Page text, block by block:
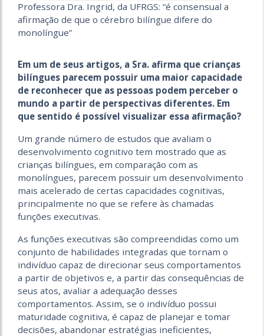
Professora Dra. Ingrid, da UFRGS: “é consensual a
afirmação de que o cérebro bilíngue difere do
monolíngue”
Em um de seus artigos, a Sra. afirma que crianças
bilíngues parecem possuir uma maior capacidade
de reconhecer que as pessoas podem perceber o
mundo a partir de perspectivas diferentes. Em
que sentido é possível visualizar essa afirmação?
Um grande número de estudos que avaliam o
desenvolvimento cognitivo tem mostrado que as
crianças bilíngues, em comparação com as
monolíngues, parecem possuir um desenvolvimento
mais acelerado de certas capacidades cognitivas,
principalmente no que se refere às chamadas
funções executivas.
As funções executivas são compreendidas como um
conjunto de habilidades integradas que tornam o
indivíduo capaz de direcionar seus comportamentos
a partir de objetivos e, a partir das consequências de
seus atos, avaliar a adequação desses
comportamentos. Assim, se o indivíduo possui
maturidade cognitiva, é capaz de planejar e tomar
decisões, abandonar estratégias ineficientes,